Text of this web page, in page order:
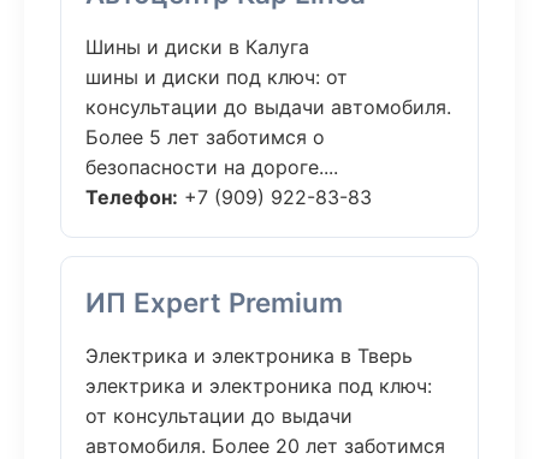
Шины и диски в Калуга
шины и диски под ключ: от
консультации до выдачи автомобиля.
Более 5 лет заботимся о
безопасности на дороге....
Телефон: +7 (909) 922-83-83
ИП Expert Premium
Электрика и электроника в Тверь
электрика и электроника под ключ:
от консультации до выдачи
автомобиля. Более 20 лет заботимся